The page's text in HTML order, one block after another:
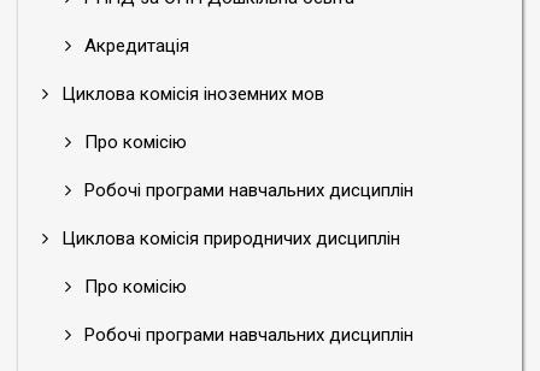
Акредитація
Циклова комісія іноземних мов
Про комісію
Робочі програми навчальних дисциплін
Циклова комісія природничих дисциплін
Про комісію
Робочі програми навчальних дисциплін